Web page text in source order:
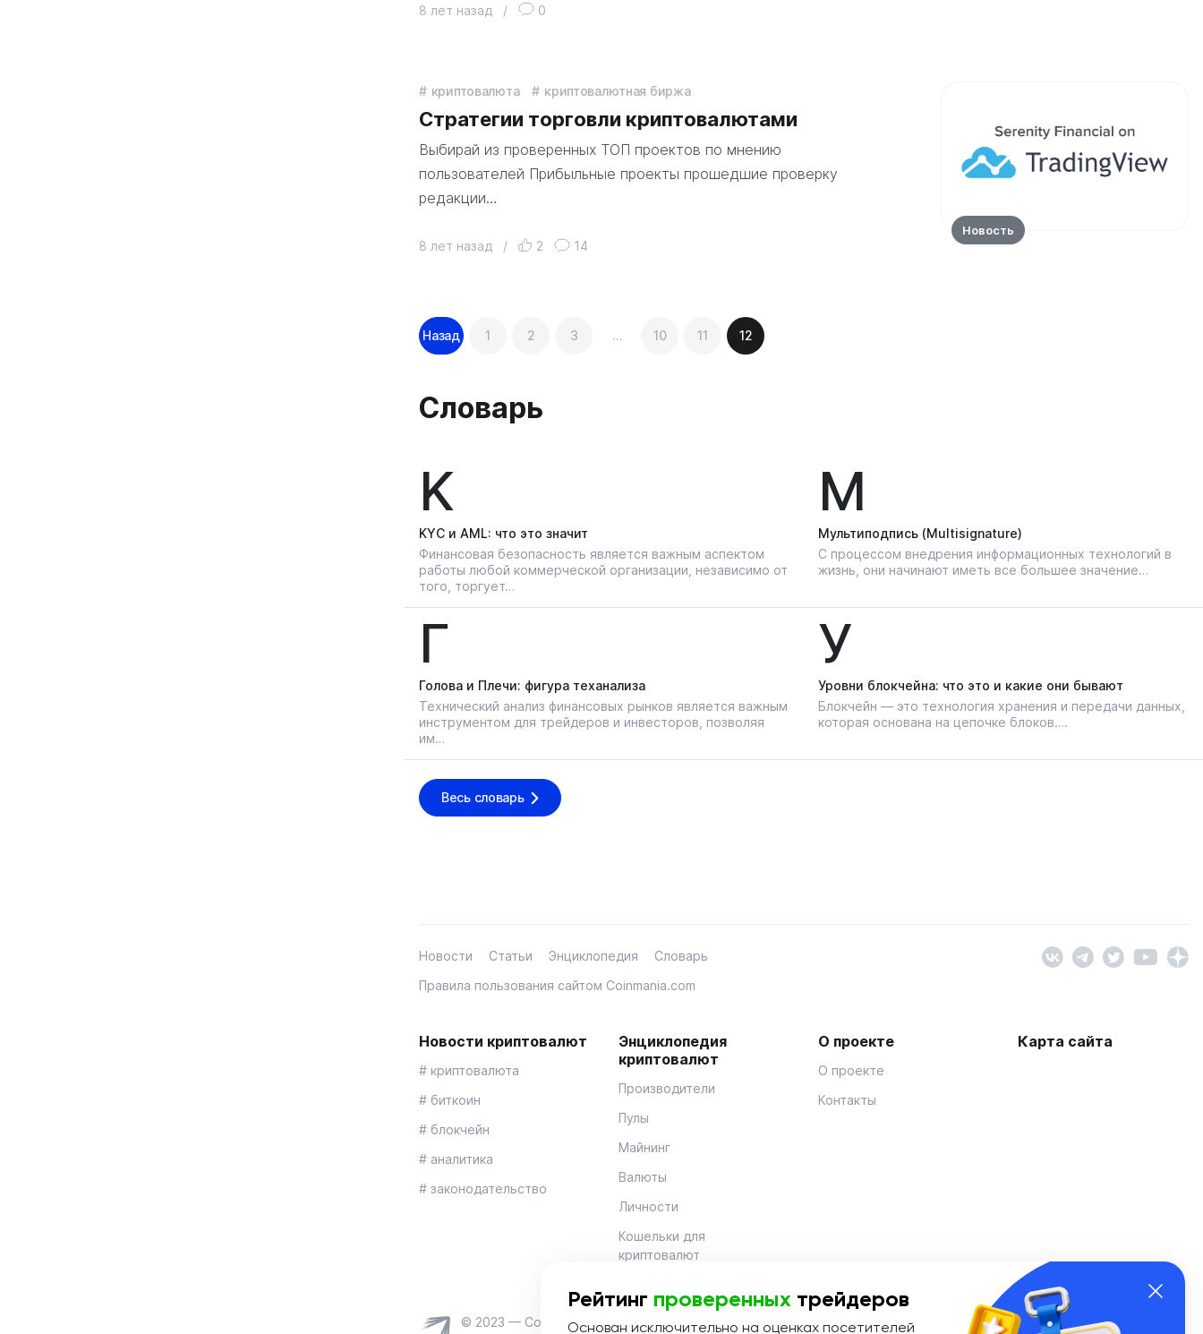
8 лет назад / 0
криптовалюта криптовалютная биржа
Стратегии торговли криптовалютами
Выбирай из проверенных ТОП проектов по мнению
пользователей Прибыльные проекты прошедшие проверку
редакции…
8 лет назад / 2 14
Новость
Навигация
по
записям
Назад 1 2 3 … 10 11 12
Словарь
K
KYС и AML: что это значит
Финансовая безопасность является важным аспектом
работы любой коммерческой организации, независимо от
того, торгует…
М
Мультиподпись (Multisignature)
С процессом внедрения информационных технологий в
жизнь, они начинают иметь все большее значение…
Г
Голова и Плечи: фигура теханализа
Технический анализ финансовых рынков является важным
инструментом для трейдеров и инвесторов, позволяя
им…
У
Уровни блокчейна: что это и какие они бывают
Блокчейн — это технология хранения и передачи данных,
которая основана на цепочке блоков….
Весь словарь
Новости Статьи Энциклопедия
Словарь
Правила пользования сайтом Coinmania.com
Новости криптовалют
# криптовалюта
# биткоин
# блокчейн
# аналитика
# законодательство
Энциклопедия
криптовалют
Производители
Пулы
Майнинг
Валюты
Личности
Кошельки для
криптовалют
О проекте
О проекте
Контакты
Карта сайта
© 2023 — Coinmania
Рейтинг проверенных трейдеров
Основан исключительно на оценках посетителей